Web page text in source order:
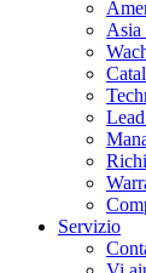
Asia
Servizio